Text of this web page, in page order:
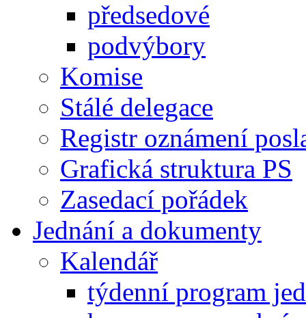
předsedové
podvýbory
Komise
Stálé delegace
Registr oznámení
Grafická struktura PS
Zasedací pořádek
Jednání a dokumenty
Kalendář
týdenní program